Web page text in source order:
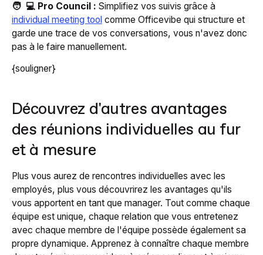
🧑 ‍ 💻 Pro Council : Simplifiez vos suivis grâce à
individual meeting toolcomme Officevibe qui structure et
garde une trace de vos conversations, vous n'avez donc
pas à le faire manuellement.
{souligner}
Découvrez d'autres avantages
des réunions individuelles au fur
et à mesure
Plus vous aurez de rencontres individuelles avec les
employés, plus vous découvrirez les avantages qu'ils
vous apportent en tant que manager. Tout comme chaque
équipe est unique, chaque relation que vous entretenez
avec chaque membre de l'équipe possède également sa
propre dynamique. Apprenez à connaître chaque membre